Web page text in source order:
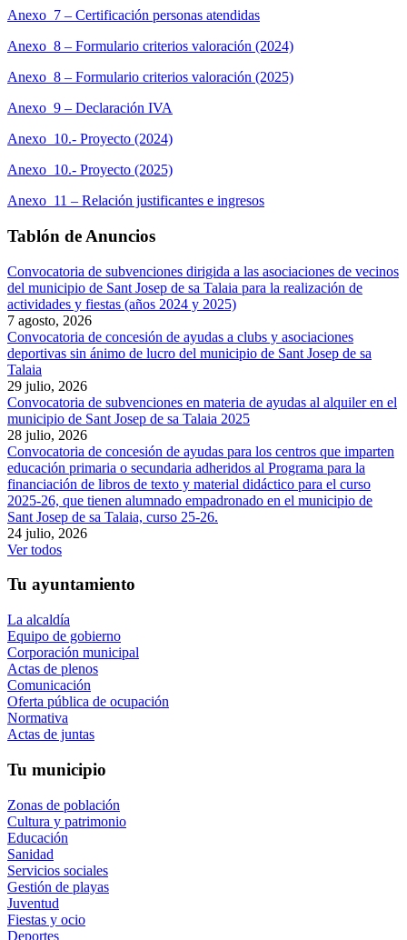
Anexo 7 – Certificación personas atendidas
Anexo 8 – Formulario criterios valoración (2024)
Anexo 8 – Formulario criterios valoración (2025)
Anexo 9 – Declaración IVA
Anexo 10.- Proyecto (2024)
Anexo 10.- Proyecto (2025)
Anexo 11 – Relación justificantes e ingresos
Tablón de Anuncios
Convocatoria de subvenciones dirigida a las asociaciones de vecinos
del municipio de Sant Josep de sa Talaia para la realización de
actividades y fiestas (años 2024 y 2025)
7 agosto, 2026
Convocatoria de concesión de ayudas a clubs y asociaciones
deportivas sin ánimo de lucro del municipio de Sant Josep de sa
Talaia
29 julio, 2026
Convocatoria de subvenciones en materia de ayudas al alquiler en el
municipio de Sant Josep de sa Talaia 2025
28 julio, 2026
Convocatoria de concesión de ayudas para los centros que imparten
educación primaria o secundaria adheridos al Programa para la
financiación de libros de texto y material didáctico para el curso
2025-26, que tienen alumnado empadronado en el municipio de
Sant Josep de sa Talaia, curso 25-26.
24 julio, 2026
Ver todos
Tu ayuntamiento
La alcaldía
Equipo de gobierno
Corporación municipal
Actas de plenos
Comunicación
Oferta pública de ocupación
Normativa
Actas de juntas
Tu municipio
Zonas de población
Cultura y patrimonio
Educación
Sanidad
Servicios sociales
Gestión de playas
Juventud
Fiestas y ocio
Deportes